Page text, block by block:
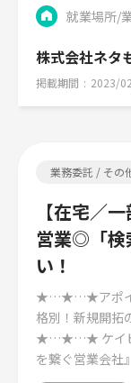
就業場所/
株式会社ネタ
掲載期間 2023/
業務委託 / その
【在宅／
営業◎「検
い！
★…★…★アポイ
格別！新規開拓
★…★…★ ケイビ
を繋ぐ営業会社